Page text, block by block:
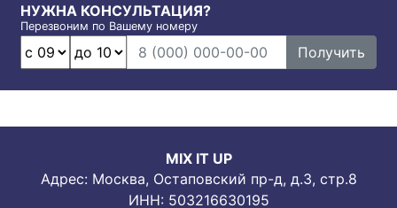
НУЖНА КОНСУЛЬТАЦИЯ?
Перезвоним по Вашему номеру
Получить
MIX IT UP
Адрес: Москва, Остаповский пр-д, д.3, стр.8
ИНН: 503216630195